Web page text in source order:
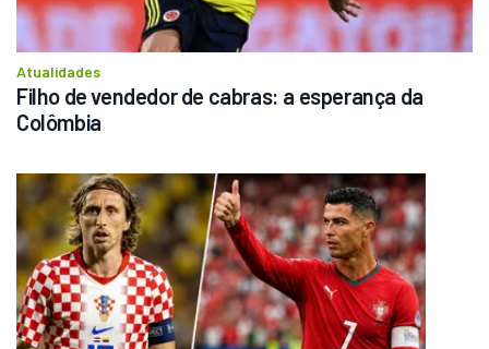
Atualidades
Filho de vendedor de cabras: a esperança da
Colômbia